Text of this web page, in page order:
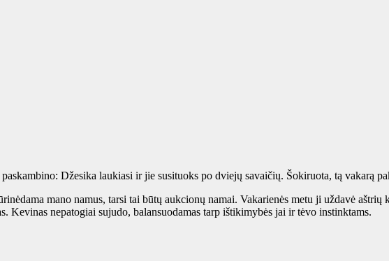
Džesika laukiasi ir jie susituoks po dviejų savaičių. Šokiruota, tą vakarą
mano namus, tarsi tai būtų aukcionų namai. Vakarienės metu ji uždavė aštrių
Kevinas nepatogiai sujudo, balansuodamas tarp ištikimybės jai ir tėvo instinktams.